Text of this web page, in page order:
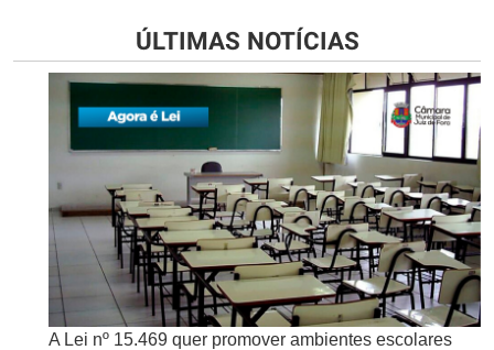
ÚLTIMAS NOTÍCIAS
A Lei nº 15.469 quer promover ambientes escolares